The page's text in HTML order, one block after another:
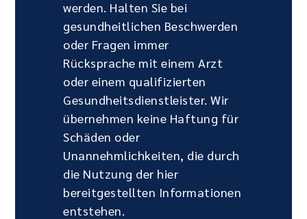
werden. Halten Sie bei
gesundheitlichen Beschwerden
oder Fragen immer
Rücksprache mit einem Arzt
oder einem qualifizierten
Gesundheitsdienstleister. Wir
übernehmen keine Haftung für
Schäden oder
Unannehmlichkeiten, die durch
die Nutzung der hier
bereitgestellten Informationen
entstehen.